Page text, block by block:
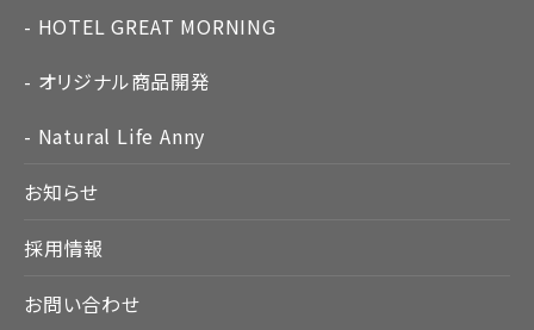
HOTEL GREAT MORNING
オリジナル商品開発
Natural Life Anny
お知らせ
採用情報
お問い合わせ